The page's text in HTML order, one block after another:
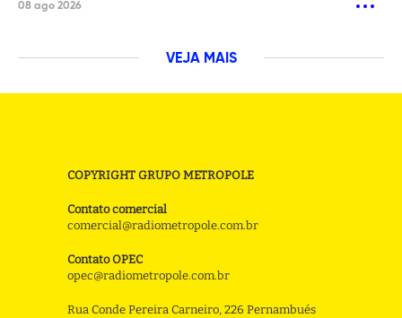
08 ago 2026
VEJA MAIS
COPYRIGHT GRUPO METROPOLE
Contato comercial
comercial@radiometropole.com.br
Contato OPEC
opec@radiometropole.com.br
Rua Conde Pereira Carneiro, 226 Pernambués